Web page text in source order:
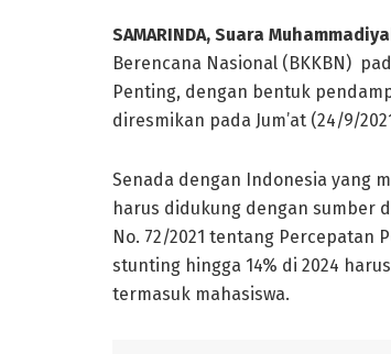
SAMARINDA, Suara
Berencana Nasional (BKKBN)
Penting, dengan bentuk
diresmikan pada Jum’at (24/9/
Senada dengan Indonesia yang
harus didukung dengan sumber
No. 72/2021 tentang Percepatan
stunting hingga 14% di 2024
termasuk mahasiswa.